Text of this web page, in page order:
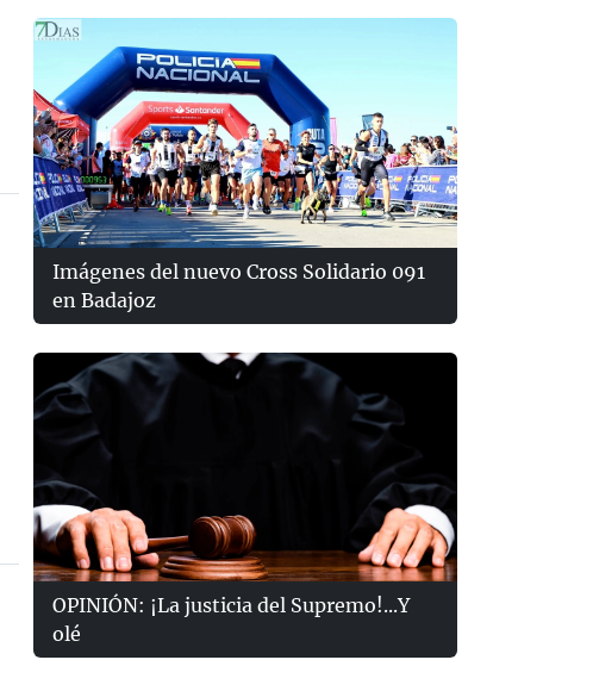
Imágenes del nuevo Cross Solidario 091
en Badajoz
OPINIÓN: ¡La justicia del Supremo!...Y
olé